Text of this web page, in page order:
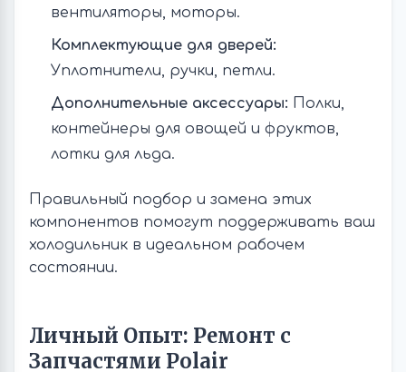
вентиляторы, моторы.
Комплектующие для дверей:
Уплотнители, ручки, петли.
Дополнительные аксессуары: Полки,
контейнеры для овощей и фруктов,
лотки для льда.
Правильный подбор и замена этих
компонентов помогут поддерживать ваш
холодильник в идеальном рабочем
состоянии.
Личный Опыт: Ремонт с
Запчастями Polair